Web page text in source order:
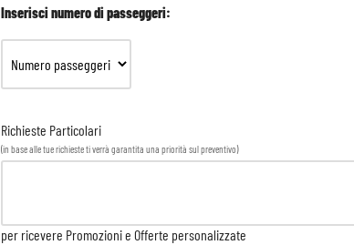
Inserisci numero di passeggeri:
Richieste Particolari
(in base alle tue richieste ti verrà garantita una priorità sul preventivo)
per ricevere Promozioni e Offerte personalizzate